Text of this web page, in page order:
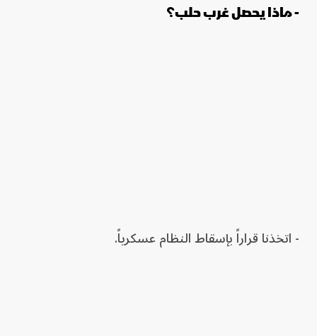
- ماذا يحصل غرب حلب؟
- اتخذنا قراراً بإسقاط النظام عسكرياً.